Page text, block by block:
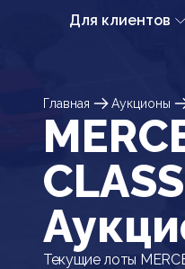
Для клиентов
Главная Аукционы
Текущие лоты